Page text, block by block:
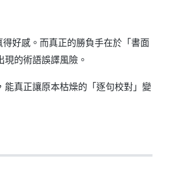
得好感。而真正的勝負手在於「書面
現的術語誤譯風險。
，能真正讓原本枯燥的「逐句校對」變